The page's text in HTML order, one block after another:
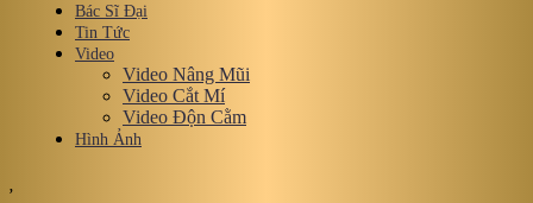
Bác Sĩ Đại
Tin Tức
Video
Video Nâng Mũi
Video Cắt Mí
Video Độn Cằm
Hình Ảnh
,